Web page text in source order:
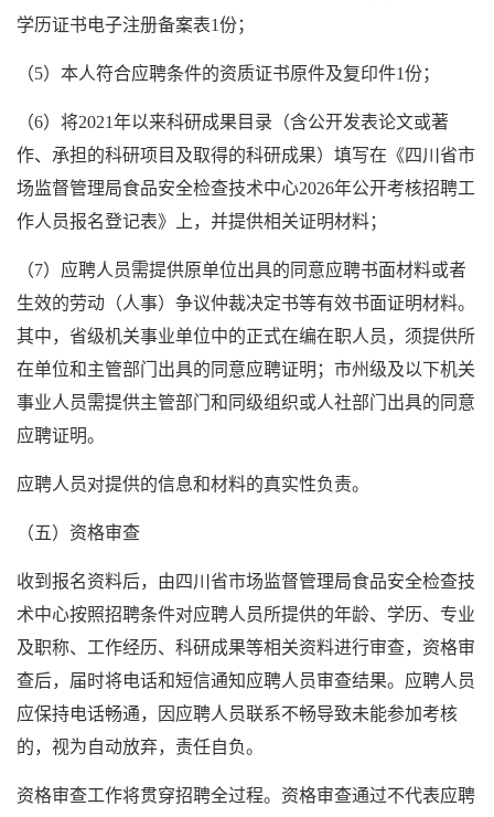
学历证书电子注册备案表1份；
（5）本人符合应聘条件的资质证书原件及复印件1份；
（6）将2021年以来科研成果目录（含公开发表论文或著
作、承担的科研项目及取得的科研成果）填写在《四川省市
场监督管理局食品安全检查技术中心2026年公开考核招聘工
作人员报名登记表》上，并提供相关证明材料；
（7）应聘人员需提供原单位出具的同意应聘书面材料或者
生效的劳动（人事）争议仲裁决定书等有效书面证明材料。
其中，省级机关事业单位中的正式在编在职人员，须提供所
在单位和主管部门出具的同意应聘证明；市州级及以下机关
事业人员需提供主管部门和同级组织或人社部门出具的同意
应聘证明。
应聘人员对提供的信息和材料的真实性负责。
（五）资格审查
收到报名资料后，由四川省市场监督管理局食品安全检查技
术中心按照招聘条件对应聘人员所提供的年龄、学历、专业
及职称、工作经历、科研成果等相关资料进行审查，资格审
查后，届时将电话和短信通知应聘人员审查结果。应聘人员
应保持电话畅通，因应聘人员联系不畅导致未能参加考核
的，视为自动放弃，责任自负。
资格审查工作将贯穿招聘全过程。资格审查通过不代表应聘